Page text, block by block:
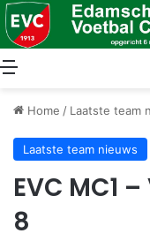
Menu
Home / Laatste team
Laatste team nieuws
EVC MC1
8